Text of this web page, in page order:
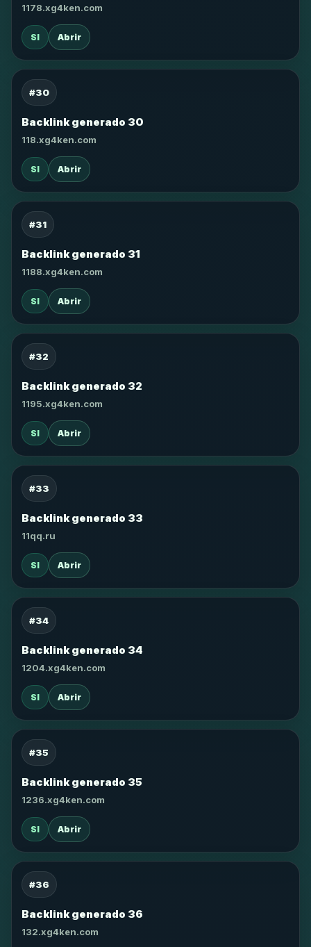
1178.xg4ken.com
SI Abrir
#30
Backlink generado 30
118.xg4ken.com
SI Abrir
#31
Backlink generado 31
1188.xg4ken.com
SI Abrir
#32
Backlink generado 32
1195.xg4ken.com
SI Abrir
#33
Backlink generado 33
11qq.ru
SI Abrir
#34
Backlink generado 34
1204.xg4ken.com
SI Abrir
#35
Backlink generado 35
1236.xg4ken.com
SI Abrir
#36
Backlink generado 36
132.xg4ken.com